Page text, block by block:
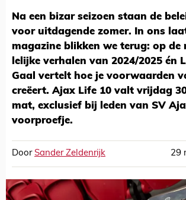
Na een bizar seizoen staan de
voor uitdagende zomer. In ons
magazine blikken we terug: op de
lelijke verhalen van 2024/2025 én
Gaal vertelt hoe je voorwaarden
creëert. Ajax Life 10 valt vrijdag
mat, exclusief bij leden van SV
voorproefje.
Door Sander Zeldenrijk 29